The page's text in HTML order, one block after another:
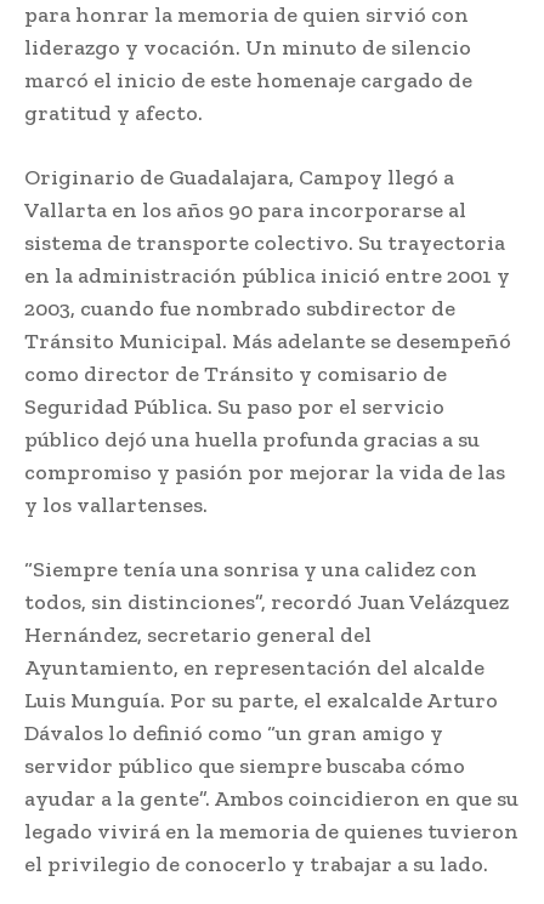
para honrar la memoria de quien sirvió con
liderazgo y vocación. Un minuto de silencio
marcó el inicio de este homenaje cargado de
gratitud y afecto.
Originario de Guadalajara, Campoy llegó a
Vallarta en los años 90 para incorporarse al
sistema de transporte colectivo. Su trayectoria
en la administración pública inició entre 2001 y
2003, cuando fue nombrado subdirector de
Tránsito Municipal. Más adelante se desempeñó
como director de Tránsito y comisario de
Seguridad Pública. Su paso por el servicio
público dejó una huella profunda gracias a su
compromiso y pasión por mejorar la vida de las
y los vallartenses.
“Siempre tenía una sonrisa y una calidez con
todos, sin distinciones”, recordó Juan Velázquez
Hernández, secretario general del
Ayuntamiento, en representación del alcalde
Luis Munguía. Por su parte, el exalcalde Arturo
Dávalos lo definió como “un gran amigo y
servidor público que siempre buscaba cómo
ayudar a la gente”. Ambos coincidieron en que su
legado vivirá en la memoria de quienes tuvieron
el privilegio de conocerlo y trabajar a su lado.